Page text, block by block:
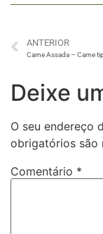
ANTERIOR
Carne Assada – Carne
Deixe
O seu endereço
obrigatórios são
Comentário *